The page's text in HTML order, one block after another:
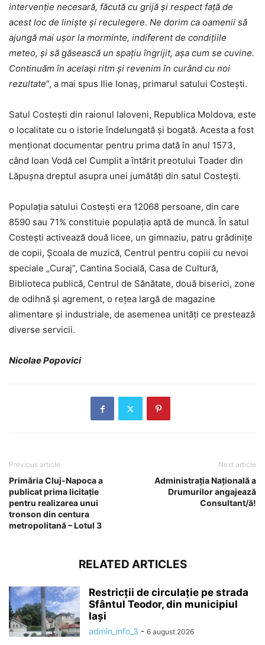
intervenție necesară, făcută cu grijă și respect față de
acest loc de liniște și reculegere. Ne dorim ca oamenii să
ajungă mai ușor la morminte, indiferent de condițiile
meteo, și să găsească un spațiu îngrijit, așa cum se cuvine.
Continuăm în același ritm și revenim în curând cu noi
rezultate”, a mai spus Ilie Ionaș, primarul satului Costești.
Satul Costești din raionul Ialoveni, Republica Moldova, este
o localitate cu o istorie îndelungată și bogată. Acesta a fost
menționat documentar pentru prima dată în anul 1573,
când Ioan Vodă cel Cumplit a întărit preotului Toader din
Lăpușna dreptul asupra unei jumătăți din satul Costești.
Populaţia satului Costeşti era 12068 persoane, din care
8590 sau 71% constituie populaţia aptă de muncă. În satul
Costeşti activează două licee, un gimnaziu, patru grădiniţe
de copii, Şcoala de muzică, Centrul pentru copiii cu nevoi
speciale „Curaj”, Cantina Socială, Casa de Cultură,
Biblioteca publică, Centrul de Sănătate, două biserici, zone
de odihnă şi agrement, o reţea largă de magazine
alimentare şi industriale, de asemenea unităţi ce prestează
diverse servicii.
Nicolae Popovici
Previous article
Primăria Cluj-Napoca a
publicat prima licitație
pentru realizarea unui
tronson din centura
metropolitană – Lotul 3
Next article
Administrația Națională a
Drumurilor angajează
Consultant/ă!
RELATED ARTICLES
Restricții de circulație pe strada
Sfântul Teodor, din municipiul
Iași
admin_info_3 - 6 august 2026